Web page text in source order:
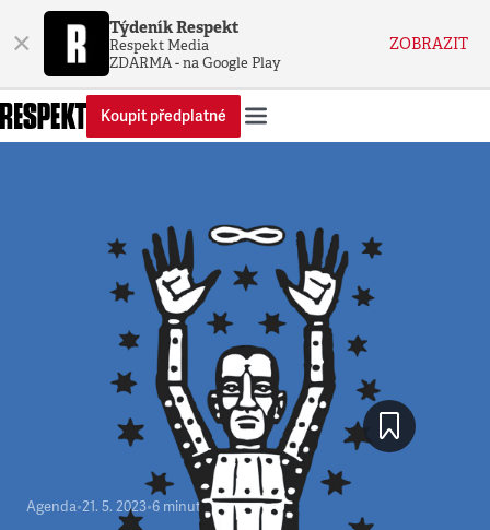
× Týdeník Respekt
Respekt Media
ZDARMA - na Google Play
ZOBRAZIT
Koupit předplatné
Agenda•21. 5. 2023•6 minut